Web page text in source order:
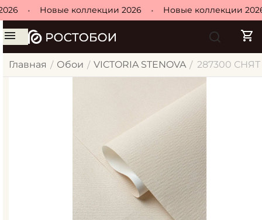
Новые коллекции 2026 Новые коллекции 2026
Главная / Обои / VICTORIA STENOVA / 287300 СНЯТ